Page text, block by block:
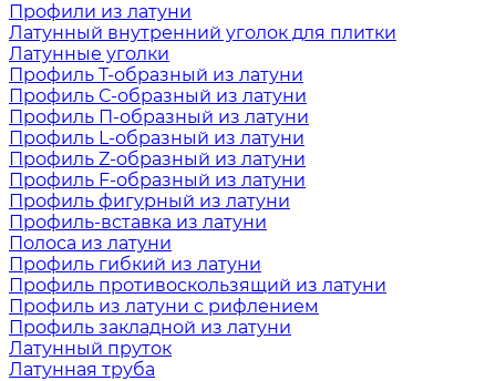
Профили из латуни
Латунный внутренний уголок для плитки
Латунные уголки
Профиль Т-образный из латуни
Профиль С-образный из латуни
Профиль П-образный из латуни
Профиль L-образный из латуни
Профиль Z-образный из латуни
Профиль F-образный из латуни
Профиль фигурный из латуни
Профиль-вставка из латуни
Полоса из латуни
Профиль гибкий из латуни
Профиль противоскользящий из латуни
Профиль из латуни с рифлением
Профиль закладной из латуни
Латунный пруток
Латунная труба